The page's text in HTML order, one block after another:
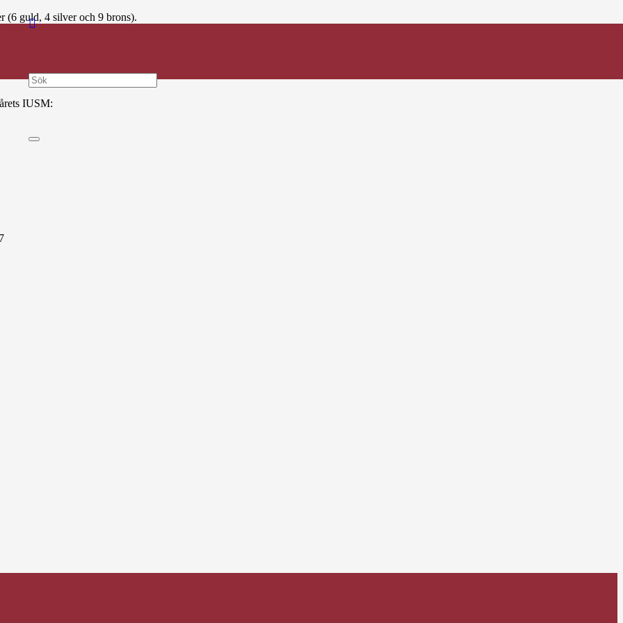
(6 guld, 4 silver och 9 brons).
IUSM: